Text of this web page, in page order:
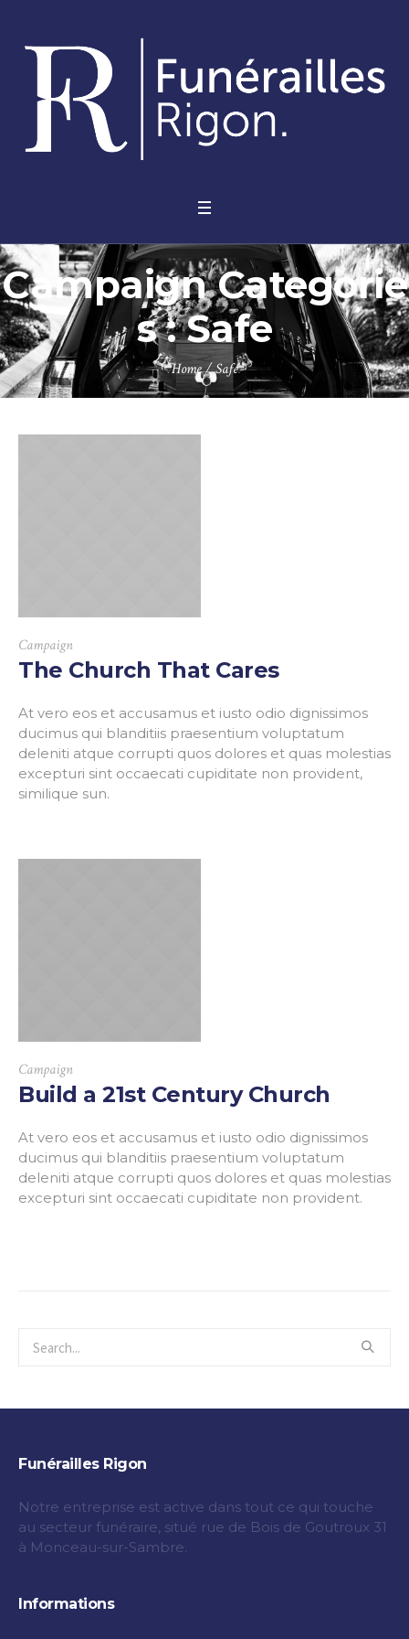
Campaign Categorie
s :Safe
Home/Safe
Campaign
The Church That Cares
At vero eos et accusamus et iusto odio dignissimos
ducimus qui blanditiis praesentium voluptatum
deleniti atque corrupti quos dolores et quas molestias
excepturi sint occaecati cupiditate non provident,
similique sun.
Campaign
Build a 21st Century Church
At vero eos et accusamus et iusto odio dignissimos
ducimus qui blanditiis praesentium voluptatum
deleniti atque corrupti quos dolores et quas molestias
excepturi sint occaecati cupiditate non provident.
Funérailles Rigon
Notre entreprise est active dans tout ce qui touche
au secteur funéraire, situé rue de Bois de Goutroux 31
à Monceau-sur-Sambre.
Informations